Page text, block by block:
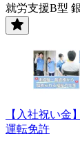
就労支援B型
【入社祝い
運転免許